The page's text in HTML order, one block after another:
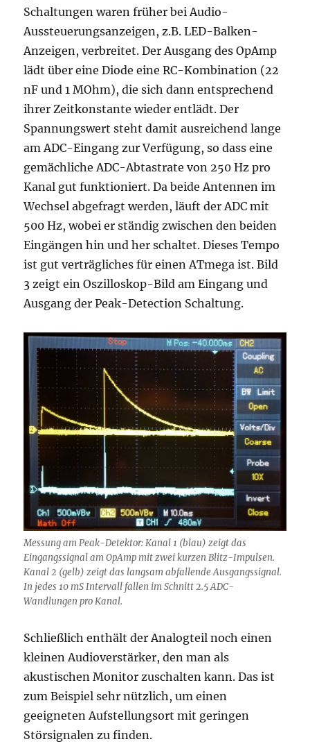
Schaltungen waren früher bei Audio-
Aussteuerungsanzeigen, z.B. LED-Balken-
Anzeigen, verbreitet. Der Ausgang des OpAmp
lädt über eine Diode eine RC-Kombination (22
nF und 1 MOhm), die sich dann entsprechend
ihrer Zeitkonstante wieder entlädt. Der
Spannungswert steht damit ausreichend lange
am ADC-Eingang zur Verfügung, so dass eine
gemächliche ADC-Abtastrate von 250 Hz pro
Kanal gut funktioniert. Da beide Antennen im
Wechsel abgefragt werden, läuft der ADC mit
500 Hz, wobei er ständig zwischen den beiden
Eingängen hin und her schaltet. Dieses Tempo
ist gut verträgliches für einen ATmega ist. Bild
3 zeigt ein Oszilloskop-Bild am Eingang und
Ausgang der Peak-Detection Schaltung.
Messung am Peak-Detektor: Kanal 1 (blau) zeigt das
Eingangssignal am OpAmp mit zwei kurzen Blitz-Impulsen.
Kanal 2 (gelb) zeigt das langsam abfallende Ausgangssignal.
In jedes 10 mS Intervall fallen im Schnitt 2.5 ADC-
Wandlungen pro Kanal.
Schließlich enthält der Analogteil noch einen
kleinen Audioverstärker, den man als
akustischen Monitor zuschalten kann. Das ist
zum Beispiel sehr nützlich, um einen
geeigneten Aufstellungsort mit geringen
Störsignalen zu finden.